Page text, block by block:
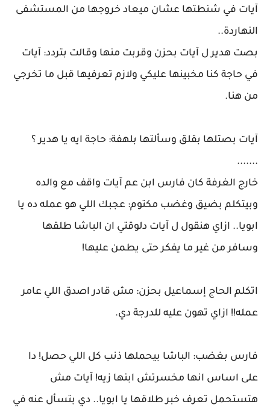
آيات في شنطتها عشان ميعاد خروجها من المستشفى
النهاردة..
بصت هدير ل آيات بحزن وقربت منها وقالت بتردد: آيات
في حاجة كنا مخبينها عليكي ولازم تعرفيها قبل ما تخرجي
من هنا.
آيات بصتلها بقلق وسألتها بلهفة: حاجة ايه يا هدير ؟
.......
خارج الغرفة كان فارس ابن عم آيات واقف مع والده
وبيتكلم بضيق وغضب مكتوم: عجبك اللي هو عمله ده يا
ابويا.. ازاي هنقول ل آيات دلوقتي ان الباشا طلقها
وسافر من غير ما يفكر حتى يطمن عليها!
اتكلم الحاج إسماعيل بحزن: مش قادر اصدق اللي عامر
عمله!! ازاي تهون عليه للدرجة دي.
فارس بغضب: الباشا بيحملها ذنب كل اللي حصل! دا
على اساس انها مخسرتش ابنها زيه! آيات مش
هتستحمل تعرف خبر طلاقها يا ابويا.. دي بتسأل عنه في